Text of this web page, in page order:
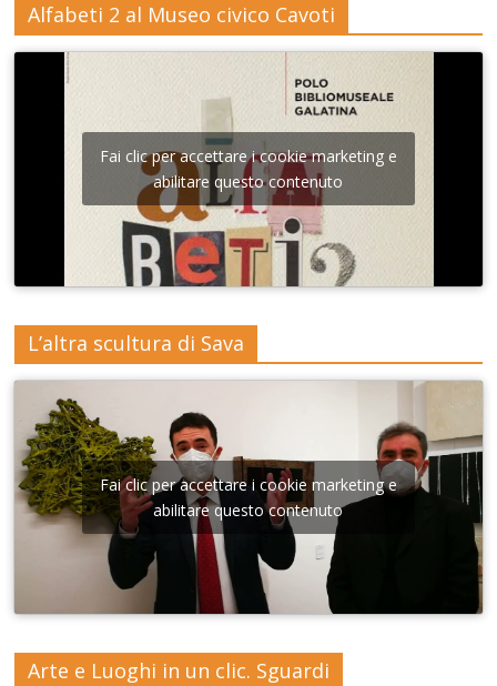
Alfabeti 2 al Museo civico Cavoti
Fai clic per accettare i cookie marketing e
abilitare questo contenuto
L’altra scultura di Sava
Fai clic per accettare i cookie marketing e
abilitare questo contenuto
Arte e Luoghi in un clic. Sguardi